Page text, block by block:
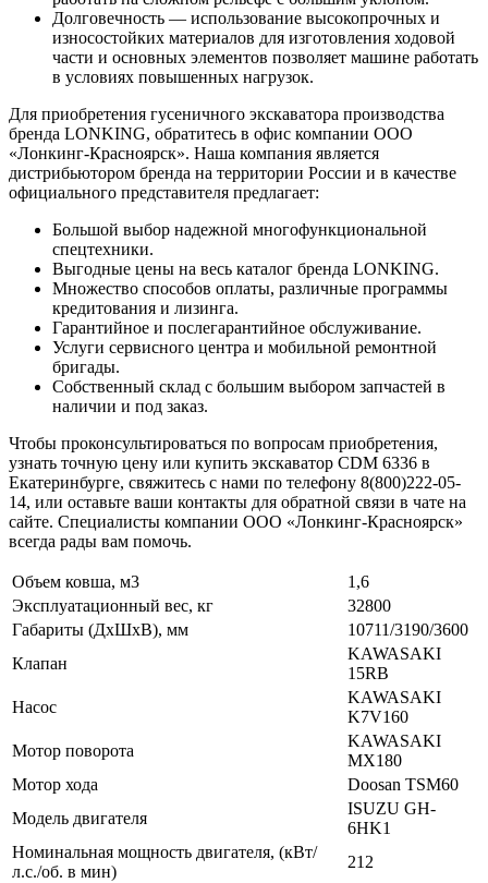
Долговечность — использование высокопрочных и
износостойких материалов для изготовления ходовой
части и основных элементов позволяет машине работать
в условиях повышенных нагрузок.
Для приобретения гусеничного экскаватора производства
бренда LONKING, обратитесь в офис компании ООО
«Лонкинг-Красноярск». Наша компания является
дистрибьютором бренда на территории России и в качестве
официального представителя предлагает:
Большой выбор надежной многофункциональной
спецтехники.
Выгодные цены на весь каталог бренда LONKING.
Множество способов оплаты, различные программы
кредитования и лизинга.
Гарантийное и послегарантийное обслуживание.
Услуги сервисного центра и мобильной ремонтной
бригады.
Собственный склад с большим выбором запчастей в
наличии и под заказ.
Чтобы проконсультироваться по вопросам приобретения,
узнать точную цену или купить экскаватор CDM 6336 в
Екатеринбурге, свяжитесь с нами по телефону 8(800)222-05-
14, или оставьте ваши контакты для обратной связи в чате на
сайте. Специалисты компании ООО «Лонкинг-Красноярск»
всегда рады вам помочь.
Объем ковша, м3
1,6
Эксплуатационный вес, кг
32800
Габариты (ДхШхВ), мм
10711/3190/3600
Клапан
KAWASAKI
15RB
Насос
KAWASAKI
K7V160
Мотор поворота
KAWASAKI
MX180
Мотор хода
Doosan TSM60
Модель двигателя
ISUZU GH-
6HK1
Номинальная мощность двигателя, (кВт/
л.с./об. в мин)
212